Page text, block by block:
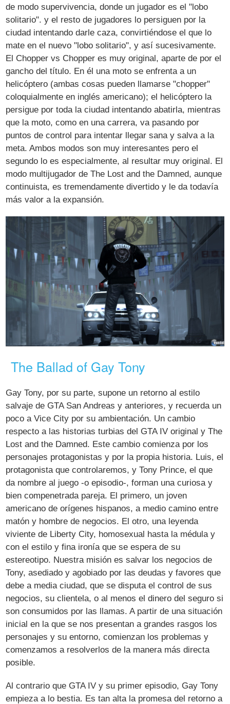
de modo supervivencia, donde un jugador es el "lobo
solitario". y el resto de jugadores lo persiguen por la
ciudad intentando darle caza, convirtiéndose el que lo
mate en el nuevo "lobo solitario", y así sucesivamente.
El Chopper vs Chopper es muy original, aparte de por el
gancho del título. En él una moto se enfrenta a un
helicóptero (ambas cosas pueden llamarse "chopper"
coloquialmente en inglés americano); el helicóptero la
persigue por toda la ciudad intentando abatirla, mientras
que la moto, como en una carrera, va pasando por
puntos de control para intentar llegar sana y salva a la
meta. Ambos modos son muy interesantes pero el
segundo lo es especialmente, al resultar muy original. El
modo multijugador de The Lost and the Damned, aunque
continuista, es tremendamente divertido y le da todavía
más valor a la expansión.
The Ballad of Gay Tony
Gay Tony, por su parte, supone un retorno al estilo
salvaje de GTA San Andreas y anteriores, y recuerda un
poco a Vice City por su ambientación. Un cambio
respecto a las historias turbias del GTA IV original y The
Lost and the Damned. Este cambio comienza por los
personajes protagonistas y por la propia historia. Luis, el
protagonista que controlaremos, y Tony Prince, el que
da nombre al juego -o episodio-, forman una curiosa y
bien compenetrada pareja. El primero, un joven
americano de orígenes hispanos, a medio camino entre
matón y hombre de negocios. El otro, una leyenda
viviente de Liberty City, homosexual hasta la médula y
con el estilo y fina ironía que se espera de su
estereotipo. Nuestra misión es salvar los negocios de
Tony, asediado y agobiado por las deudas y favores que
debe a media ciudad, que se disputa el control de sus
negocios, su clientela, o al menos el dinero del seguro si
son consumidos por las llamas. A partir de una situación
inicial en la que se nos presentan a grandes rasgos los
personajes y su entorno, comienzan los problemas y
comenzamos a resolverlos de la manera más directa
posible.
Al contrario que GTA IV y su primer episodio, Gay Tony
empieza a lo bestia. Es tan alta la promesa del retorno a